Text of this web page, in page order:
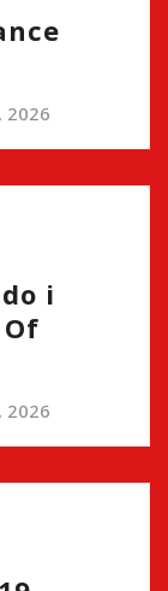
2026
i
2026